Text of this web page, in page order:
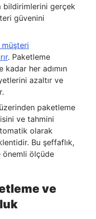
bildirimlerini gerçek
güvenini
. Paketleme
kadar her adımın
azaltır ve
paketleme
ve tahmini
olarak
Bu şeffaflık,
önemli ölçüde
ve